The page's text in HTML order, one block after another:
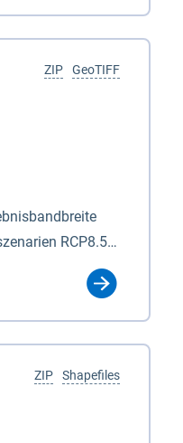
GeoTIFF
ZIP
RCP8.5
Winterhalbjahr
und
Shapefiles
ZIP